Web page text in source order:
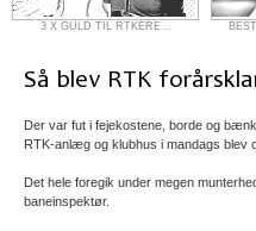
3 X GULD TIL RTKERE ..
Der var fut i fejekostene, borde og
RTK-anlæg og klubhus i mandags blev
Det hele foregik under megen
baneinspektør.